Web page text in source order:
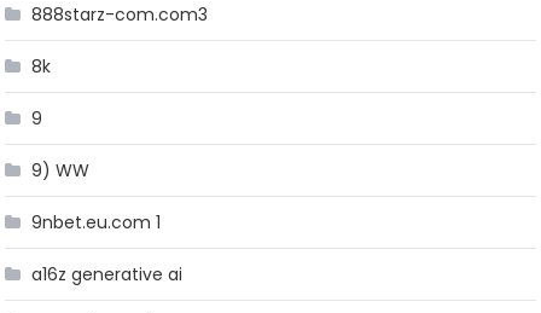
888starz-com.com3
8k
9
9) WW
9nbet.eu.com 1
a16z generative ai